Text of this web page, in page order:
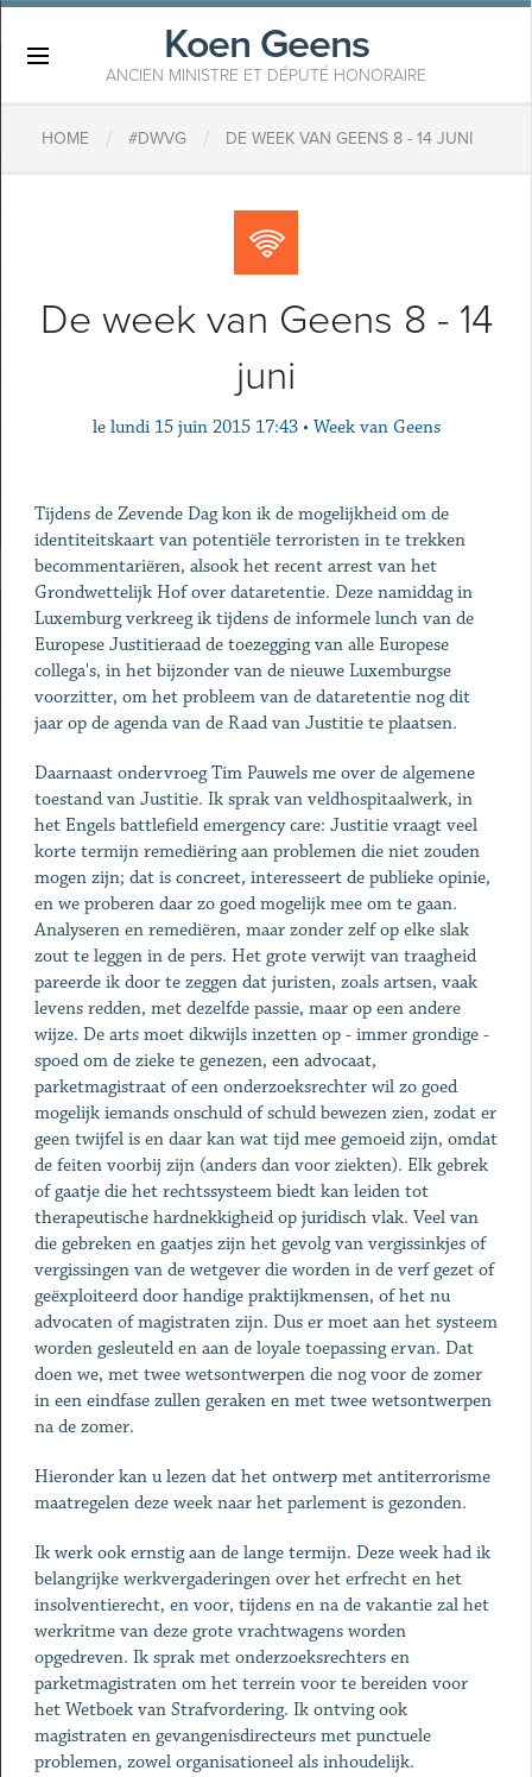
Koen Geens
ANCIEN MINISTRE ET DÉPUTÉ HONORAIRE
HOME / #DWVG / DE WEEK VAN GEENS 8 - 14 JUNI
De week van Geens 8 - 14
juni
le lundi 15 juin 2015 17:43 • Week van Geens
Tijdens de Zevende Dag kon ik de mogelijkheid om de
identiteitskaart van potentiële terroristen in te trekken
becommentariëren, alsook het recent arrest van het
Grondwettelijk Hof over dataretentie. Deze namiddag in
Luxemburg verkreeg ik tijdens de informele lunch van de
Europese Justitieraad de toezegging van alle Europese
collega's, in het bijzonder van de nieuwe Luxemburgse
voorzitter, om het probleem van de dataretentie nog dit
jaar op de agenda van de Raad van Justitie te plaatsen.
Daarnaast ondervroeg Tim Pauwels me over de algemene
toestand van Justitie. Ik sprak van veldhospitaalwerk, in
het Engels battlefield emergency care: Justitie vraagt veel
korte termijn remediëring aan problemen die niet zouden
mogen zijn; dat is concreet, interesseert de publieke opinie,
en we proberen daar zo goed mogelijk mee om te gaan.
Analyseren en remediëren, maar zonder zelf op elke slak
zout te leggen in de pers. Het grote verwijt van traagheid
pareerde ik door te zeggen dat juristen, zoals artsen, vaak
levens redden, met dezelfde passie, maar op een andere
wijze. De arts moet dikwijls inzetten op - immer grondige -
spoed om de zieke te genezen, een advocaat,
parketmagistraat of een onderzoeksrechter wil zo goed
mogelijk iemands onschuld of schuld bewezen zien, zodat er
geen twijfel is en daar kan wat tijd mee gemoeid zijn, omdat
de feiten voorbij zijn (anders dan voor ziekten). Elk gebrek
of gaatje die het rechtssysteem biedt kan leiden tot
therapeutische hardnekkigheid op juridisch vlak. Veel van
die gebreken en gaatjes zijn het gevolg van vergissinkjes of
vergissingen van de wetgever die worden in de verf gezet of
geëxploiteerd door handige praktijkmensen, of het nu
advocaten of magistraten zijn. Dus er moet aan het systeem
worden gesleuteld en aan de loyale toepassing ervan. Dat
doen we, met twee wetsontwerpen die nog voor de zomer
in een eindfase zullen geraken en met twee wetsontwerpen
na de zomer.
Hieronder kan u lezen dat het ontwerp met antiterrorisme
maatregelen deze week naar het parlement is gezonden.
Ik werk ook ernstig aan de lange termijn. Deze week had ik
belangrijke werkvergaderingen over het erfrecht en het
insolventierecht, en voor, tijdens en na de vakantie zal het
werkritme van deze grote vrachtwagens worden
opgedreven. Ik sprak met onderzoeksrechters en
parketmagistraten om het terrein voor te bereiden voor
het Wetboek van Strafvordering. Ik ontving ook
magistraten en gevangenisdirecteurs met punctuele
problemen, zowel organisationeel als inhoudelijk.